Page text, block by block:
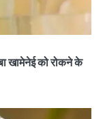
खामेनेई को रोकने के